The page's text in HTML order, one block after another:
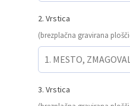
2. Vrstica
(brezplačna gravirana
3. Vrstica